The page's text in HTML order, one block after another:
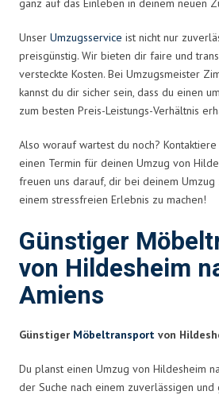
ganz auf das Einleben in deinem neuen
Unser Umzugsservice ist nicht nur
preisgünstig. Wir bieten dir faire und
versteckte Kosten. Bei Umzugsmeister
kannst du dir sicher sein, dass du einen
zum besten Preis-Leistungs-Verhältnis
Also worauf wartest du noch?
einen Termin für deinen Umzug von
freuen uns darauf, dir bei deinem
einem stressfreien Erlebnis zu machen!
Günstiger
von Hildesheim
Amiens
Günstiger Möbeltransport von
Du planst einen Umzug von Hildesheim
der Suche nach einem zuverlässigen und